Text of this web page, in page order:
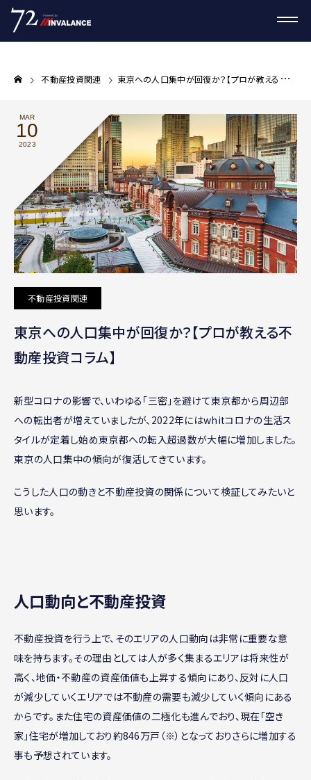
不動産投資関連 東京への人口集中が回復か？【プロが教える不動産投資コラム】
MAR
10
2023
不動産投資関連
東京への人口集中が回復か？【プロが教える不
動産投資コラム】
新型コロナの影響で、いわゆる「三密」を避けて東京都から周辺部
への転出者が増えていましたが、2022年にはwhitコロナの生活ス
タイルが定着し始め東京都への転入超過数が大幅に増加しました。
東京の人口集中の傾向が復活してきています。
こうした人口の動きと不動産投資の関係について検証してみたいと
思います。
人口動向と不動産投資
不動産投資を行う上で、そのエリアの人口動向は非常に重要な意
味を持ちます。その理由としては人が多く集まるエリアは将来性が
高く、地価・不動産の資産価値も上昇する傾向にあり、反対に人口
が減少していくエリアでは不動産の需要も減少していく傾向にある
からです。また住宅の資産価値の二極化も進んでおり、現在「空き
家」住宅が増加しており約846万戸（※）となっておりさらに増加する
事も予想されています。